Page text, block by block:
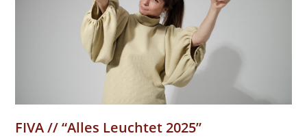
FIVA // “Alles Leuchtet 2025”